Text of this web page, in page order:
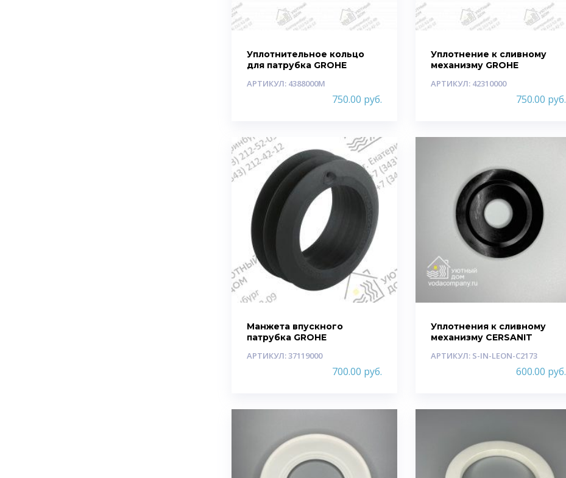
Уплотнительное кольцо
для патрубка GROHE
АРТИКУЛ: 4388000M
750.00 руб.
Уплотнение к сливному
механизму GROHE
АРТИКУЛ: 42310000
750.00 руб.
Манжета впускного
патрубка GROHE
АРТИКУЛ: 37119000
700.00 руб.
Уплотнения к сливному
механизму CERSANIT
АРТИКУЛ: S-IN-LEON-C2173
600.00 руб.